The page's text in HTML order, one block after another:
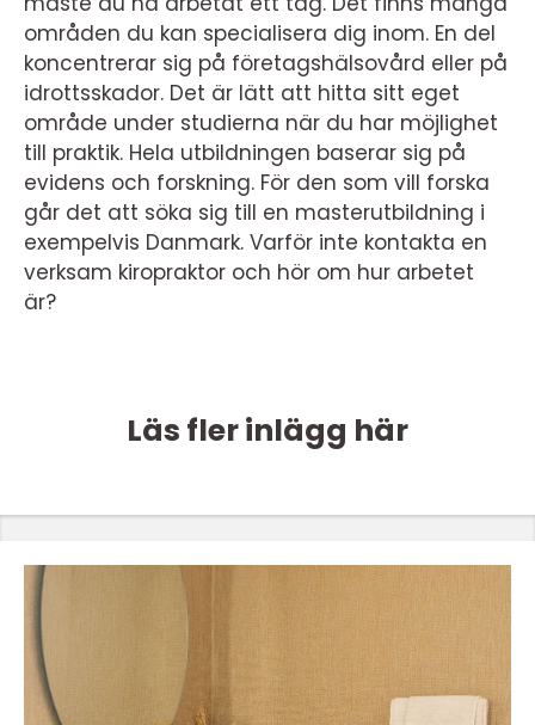
områden du kan specialisera dig inom. En del
koncentrerar sig på företagshälsovård eller på
idrottsskador. Det är lätt att hitta sitt eget
område under studierna när du har möjlighet
till praktik. Hela utbildningen baserar sig på
evidens och forskning. För den som vill forska
går det att söka sig till en masterutbildning i
exempelvis Danmark. Varför inte kontakta en
verksam kiropraktor och hör om hur arbetet
är?
Läs fler inlägg här